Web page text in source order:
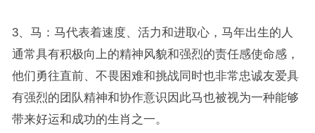
3、马：马代表着速度、活力和进取心，马年出生的人
通常具有积极向上的精神风貌和强烈的责任感使命感，
他们勇往直前、不畏困难和挑战同时也非常忠诚友爱具
有强烈的团队精神和协作意识因此马也被视为一种能够
带来好运和成功的生肖之一。